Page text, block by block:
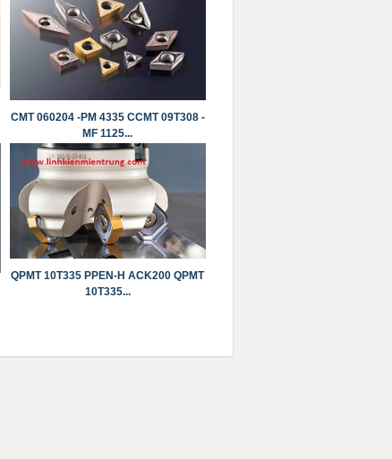
CMT 060204 -PM 4335 CCMT 09T308 -
MF 1125...
QPMT 10T335 PPEN-H ACK200 QPMT
10T335...